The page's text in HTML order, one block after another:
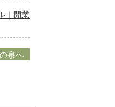
｜開業
泉へ